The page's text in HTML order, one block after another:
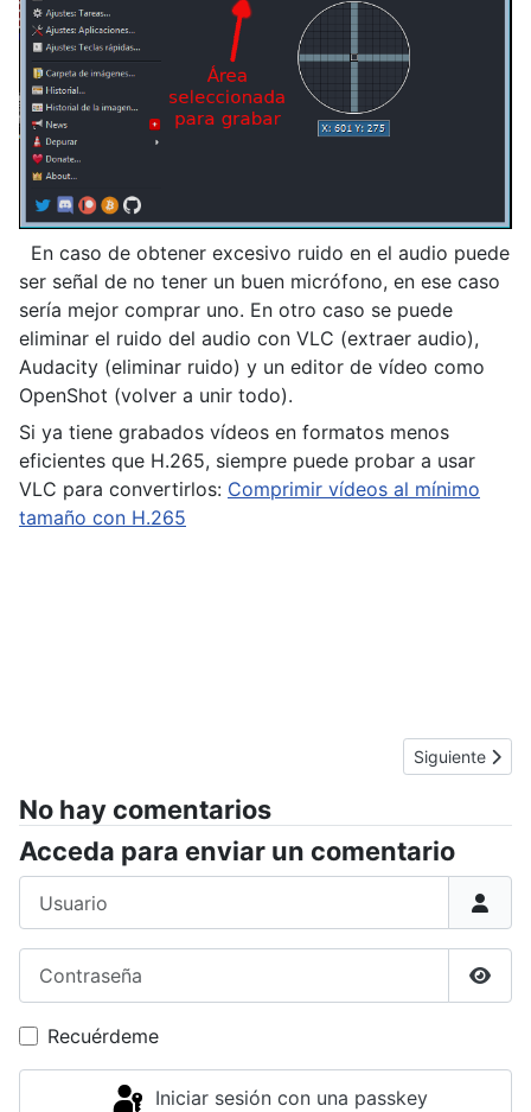
En caso de obtener excesivo ruido en el audio puede
ser señal de no tener un buen micrófono, en ese caso
sería mejor comprar uno. En otro caso se puede
eliminar el ruido del audio con VLC (extraer audio),
Audacity (eliminar ruido) y un editor de vídeo como
OpenShot (volver a unir todo).
Si ya tiene grabados vídeos en formatos menos
eficientes que H.265, siempre puede probar a usar
VLC para convertirlos: Comprimir vídeos al mínimo
tamaño con H.265
Artículo
Siguiente
No hay comentarios
Acceda para enviar un comentario
Recuérdeme
Iniciar sesión con una passkey